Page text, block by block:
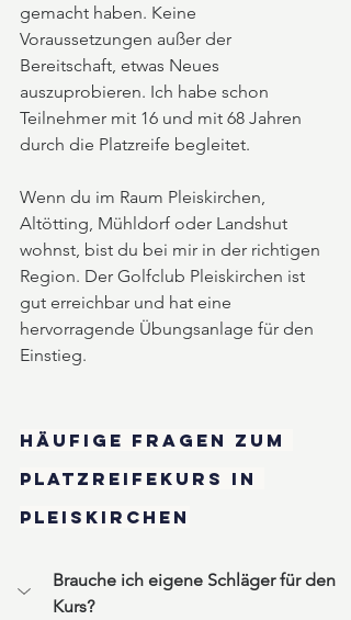
gemacht haben. Keine
Voraussetzungen außer der
Bereitschaft, etwas Neues
auszuprobieren. Ich habe schon
Teilnehmer mit 16 und mit 68 Jahren
durch die Platzreife begleitet.
Wenn du im Raum Pleiskirchen,
Altötting, Mühldorf oder Landshut
wohnst, bist du bei mir in der richtigen
Region. Der Golfclub Pleiskirchen ist
gut erreichbar und hat eine
hervorragende Übungsanlage für den
Einstieg.
Häufige Fragen zum
Platzreifekurs in
Pleiskirchen
Brauche ich eigene Schläger für den
Kurs?